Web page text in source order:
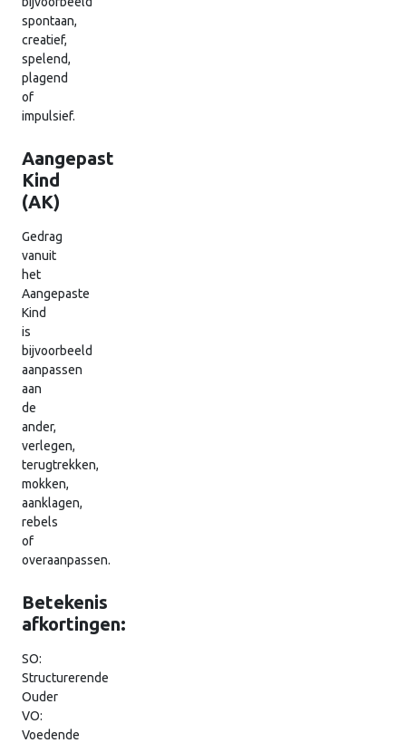
spontaan,
creatief,
spelend,
plagend
of
impulsief.
Aangepast
Kind
(AK)
Gedrag
vanuit
het
Aangepaste
Kind
is
bijvoorbeeld
aanpassen
aan
de
ander,
verlegen,
terugtrekken,
mokken,
aanklagen,
rebels
of
overaanpassen.
Betekenis
afkortingen:
SO:
Structurerende
Ouder
VO:
Voedende